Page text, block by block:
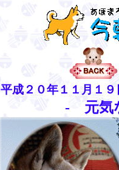
平成２０年１１月１９
- 元気